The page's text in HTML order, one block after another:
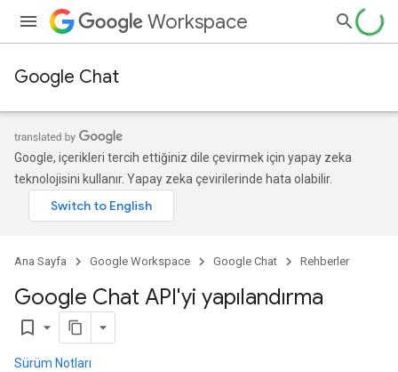
Workspace
Google Chat
Google, içerikleri tercih ettiğiniz dile çevirmek için yapay zeka
teknolojisini kullanır. Yapay zeka çevirilerinde hata olabilir.
Ana Sayfa Google Workspace Google Chat Rehberler
Google Chat API'yi yapılandırma
bookmark_border
Sürüm Notları